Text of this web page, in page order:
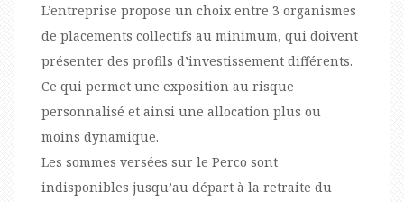
L’entreprise propose un choix entre 3 organismes
de placements collectifs au minimum, qui doivent
présenter des profils d’investissement différents.
Ce qui permet une exposition au risque
personnalisé et ainsi une allocation plus ou
moins dynamique.
Les sommes versées sur le Perco sont
indisponibles jusqu’au départ à la retraite du